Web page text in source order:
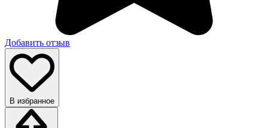
Добавить отзыв
В избранное